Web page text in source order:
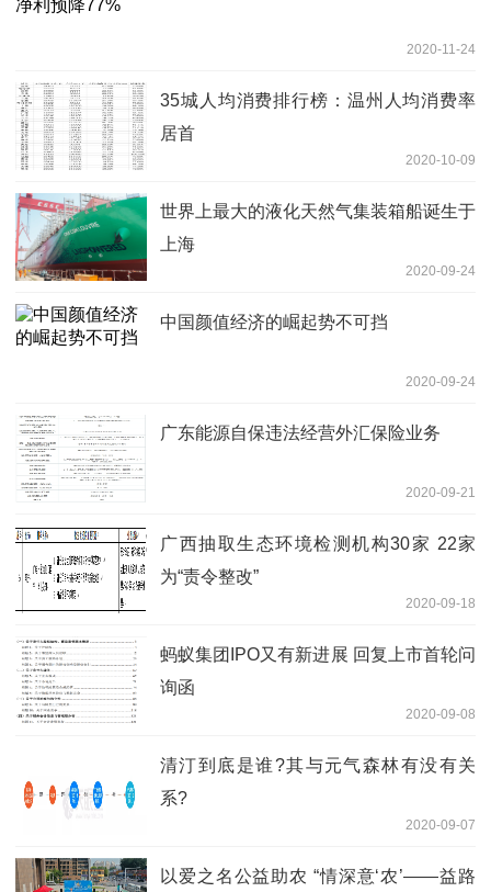
2020-11-24
35城人均消费排行榜：温州人均消费率
居首
2020-10-09
世界上最大的液化天然气集装箱船诞生于
上海
2020-09-24
中国颜值经济的崛起势不可挡
2020-09-24
广东能源自保违法经营外汇保险业务
2020-09-21
广西抽取生态环境检测机构30家 22家
为“责令整改”
2020-09-18
蚂蚁集团IPO又有新进展 回复上市首轮问
询函
2020-09-08
清汀到底是谁?其与元气森林有没有关
系?
2020-09-07
以爱之名公益助农 “情深意‘农’——益路